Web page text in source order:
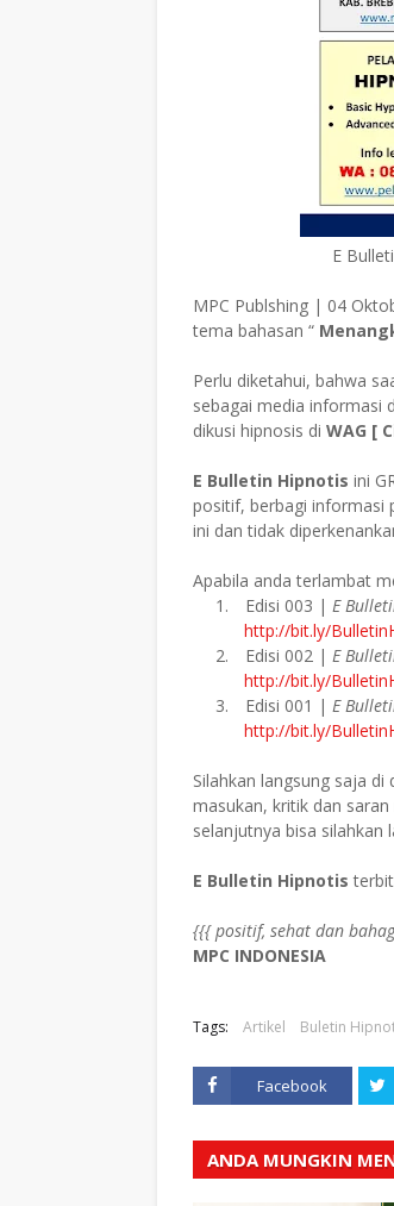
E
MPC Publshing | 04
tema bahasan “
Perlu diketahui, bahwa
sebagai media informasi
dikusi hipnosis di WAG [
E Bulletin Hipnotis ini
positif, berbagi informasi
ini dan tidak
Apabila anda terlambat
1.
Edisi 003 | E
http://bit.ly/
2.
Edisi 002 | E
http://bit.ly/
3.
Edisi 001 | E
http://bit.ly/
Silahkan langsung saja
masukan, kritik dan
selanjutnya bisa silahkan
E Bulletin Hipnotis
{{{ positif, sehat dan
MPC INDONESIA
Tags: Artikel Buletin
Facebook
ANDA MUNGKIN